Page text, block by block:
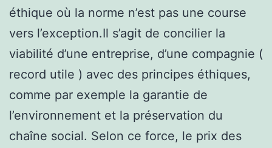
éthique où la norme n’est pas une course
vers l’exception.Il s’agit de concilier la
viabilité d’une entreprise, d’une compagnie (
record utile ) avec des principes éthiques,
comme par exemple la garantie de
l’environnement et la préservation du
chaîne social. Selon ce force, le prix des